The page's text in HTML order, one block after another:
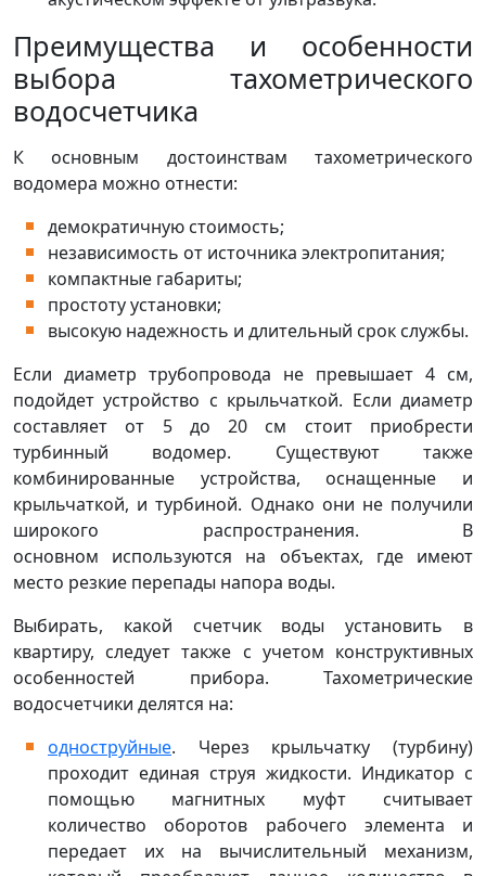
Преимущества и особенности
выбора тахометрического
водосчетчика
К основным достоинствам тахометрического
водомера можно отнести:
демократичную стоимость;
независимость от источника электропитания;
компактные габариты;
простоту установки;
высокую надежность и длительный срок службы.
Если диаметр трубопровода не превышает 4 см,
подойдет устройство с крыльчаткой. Если диаметр
составляет от 5 до 20 см стоит приобрести
турбинный водомер. Существуют также
комбинированные устройства, оснащенные и
крыльчаткой, и турбиной. Однако они не получили
широкого распространения. В
основном используются на объектах, где имеют
место резкие перепады напора воды.
Выбирать, какой счетчик воды установить в
квартиру, следует также с учетом конструктивных
особенностей прибора. Тахометрические
водосчетчики делятся на:
одноструйные. Через крыльчатку (турбину)
проходит единая струя жидкости. Индикатор с
помощью магнитных муфт считывает
количество оборотов рабочего элемента и
передает их на вычислительный механизм,